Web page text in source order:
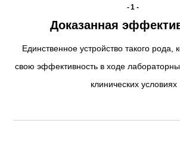
-1-
Доказанная
Единственное устройство такого рода,
свою эффективность в ходе
клинических условиях